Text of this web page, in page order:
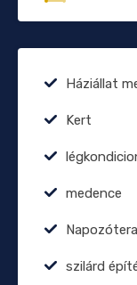
Háziállat
Kert
medence
szilárd